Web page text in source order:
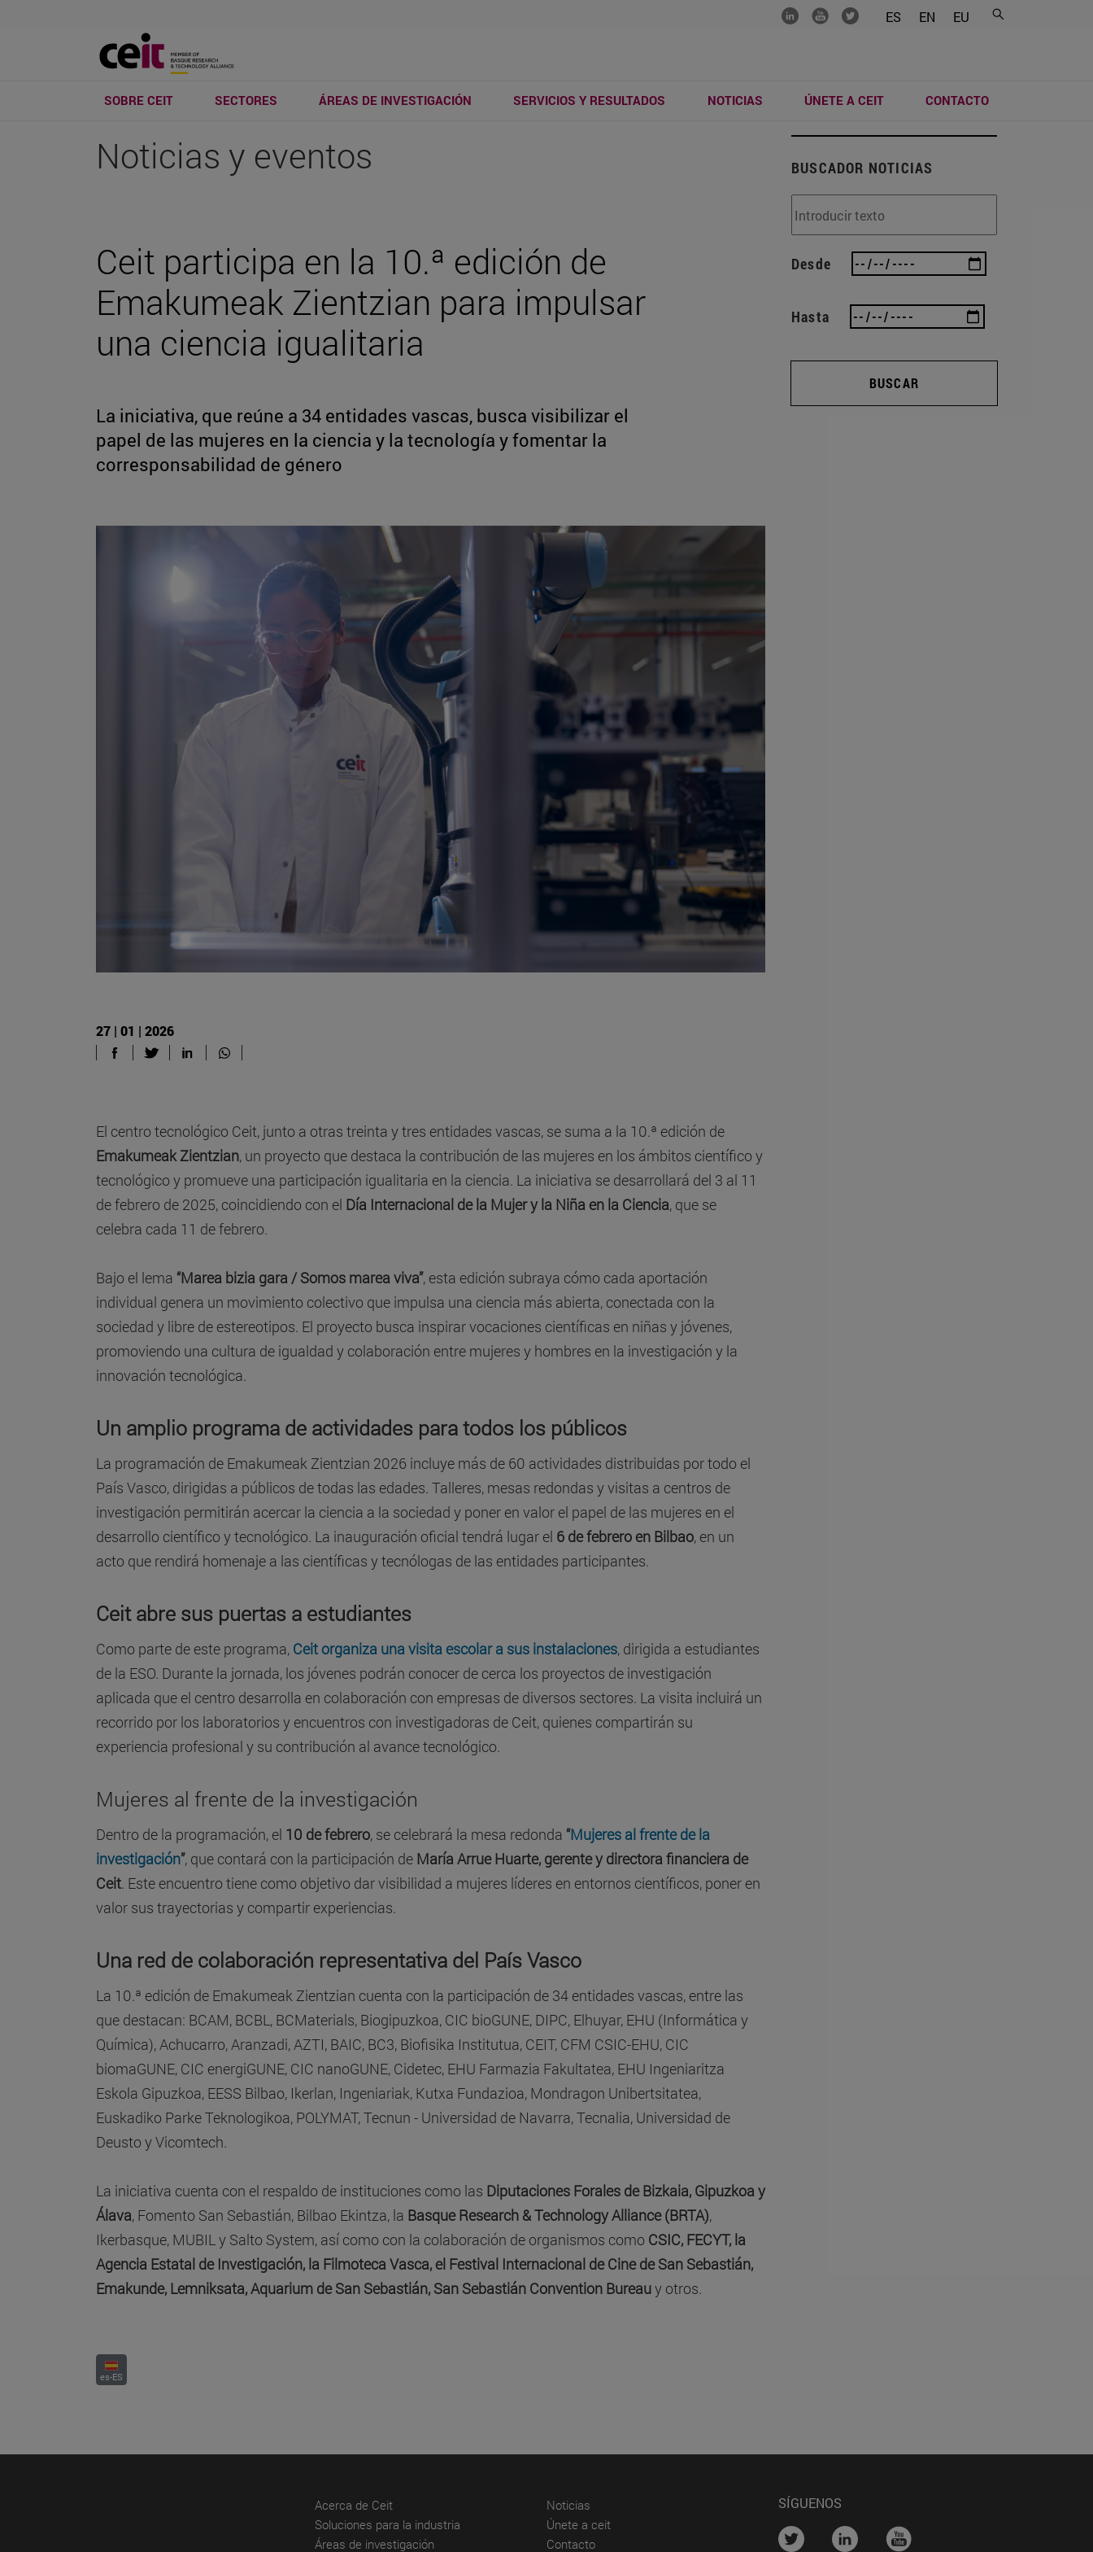
ES EN EU
....... ....... .......
SOBRE CEIT SECTORES ÁREAS DE INVESTIGACIÓN SERVICIOS Y RESULTADOS NOTICIAS ÚNETE A CEIT CONTACTO
Noticias y eventos
Ceit participa en la 10.ª edición de
Emakumeak Zientzian para impulsar
una ciencia igualitaria
La iniciativa, que reúne a 34 entidades vascas, busca visibilizar el
papel de las mujeres en la ciencia y la tecnología y fomentar la
corresponsabilidad de género
27 | 01 | 2026
El centro tecnológico Ceit, junto a otras treinta y tres entidades vascas, se suma a la 10.ª edición de
Emakumeak Zientzian, un proyecto que destaca la contribución de las mujeres en los ámbitos científico y
tecnológico y promueve una participación igualitaria en la ciencia. La iniciativa se desarrollará del 3 al 11
de febrero de 2025, coincidiendo con el Día Internacional de la Mujer y la Niña en la Ciencia, que se
celebra cada 11 de febrero.
Bajo el lema “Marea bizia gara / Somos marea viva”, esta edición subraya cómo cada aportación
individual genera un movimiento colectivo que impulsa una ciencia más abierta, conectada con la
sociedad y libre de estereotipos. El proyecto busca inspirar vocaciones científicas en niñas y jóvenes,
promoviendo una cultura de igualdad y colaboración entre mujeres y hombres en la investigación y la
innovación tecnológica.
Un amplio programa de actividades para todos los públicos
La programación de Emakumeak Zientzian 2026 incluye más de 60 actividades distribuidas por todo el
País Vasco, dirigidas a públicos de todas las edades. Talleres, mesas redondas y visitas a centros de
investigación permitirán acercar la ciencia a la sociedad y poner en valor el papel de las mujeres en el
desarrollo científico y tecnológico. La inauguración oficial tendrá lugar el 6 de febrero en Bilbao, en un
acto que rendirá homenaje a las científicas y tecnólogas de las entidades participantes.
Ceit abre sus puertas a estudiantes
Como parte de este programa, Ceit organiza una visita escolar a sus instalaciones, dirigida a estudiantes
de la ESO. Durante la jornada, los jóvenes podrán conocer de cerca los proyectos de investigación
aplicada que el centro desarrolla en colaboración con empresas de diversos sectores. La visita incluirá un
recorrido por los laboratorios y encuentros con investigadoras de Ceit, quienes compartirán su
experiencia profesional y su contribución al avance tecnológico.
Mujeres al frente de la investigación
Dentro de la programación, el 10 de febrero, se celebrará la mesa redonda “Mujeres al frente de la
investigación”, que contará con la participación de María Arrue Huarte, gerente y directora financiera de
Ceit. Este encuentro tiene como objetivo dar visibilidad a mujeres líderes en entornos científicos, poner en
valor sus trayectorias y compartir experiencias.
Una red de colaboración representativa del País Vasco
La 10.ª edición de Emakumeak Zientzian cuenta con la participación de 34 entidades vascas, entre las
que destacan: BCAM, BCBL, BCMaterials, Biogipuzkoa, CIC bioGUNE, DIPC, Elhuyar, EHU (Informática y
Química), Achucarro, Aranzadi, AZTI, BAIC, BC3, Biofisika Institutua, CEIT, CFM CSIC-EHU, CIC
biomaGUNE, CIC energiGUNE, CIC nanoGUNE, Cidetec, EHU Farmazia Fakultatea, EHU Ingeniaritza
Eskola Gipuzkoa, EESS Bilbao, Ikerlan, Ingeniariak, Kutxa Fundazioa, Mondragon Unibertsitatea,
Euskadiko Parke Teknologikoa, POLYMAT, Tecnun - Universidad de Navarra, Tecnalia, Universidad de
Deusto y Vicomtech.
La iniciativa cuenta con el respaldo de instituciones como las Diputaciones Forales de Bizkaia, Gipuzkoa y
Álava, Fomento San Sebastián, Bilbao Ekintza, la Basque Research & Technology Alliance (BRTA),
Ikerbasque, MUBIL y Salto System, así como con la colaboración de organismos como CSIC, FECYT, la
Agencia Estatal de Investigación, la Filmoteca Vasca, el Festival Internacional de Cine de San Sebastián,
Emakunde, Lemniksata, Aquarium de San Sebastián, San Sebastián Convention Bureauy otros.
es-ES
BUSCADOR NOTICIAS
Desde
Hasta
BUSCAR
Acerca de Ceit(abre en nueva ventana)
Soluciones para la industria (abre en nueva ventana)
Áreas de investigación (abre en nueva ventana)
Noticias
Únete a ceit(abre en nueva ventana)
Contacto(abre en nueva ventana)
SÍGUENOS
.... .... ....